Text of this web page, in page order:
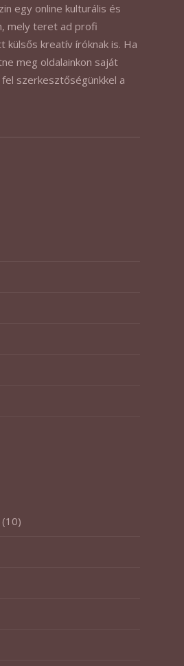
egy online kulturális és
mely teret ad profi
külsős kreatív íróknak is. Ha
meg oldalainkon saját
szerkesztőségünkkel a
(10)